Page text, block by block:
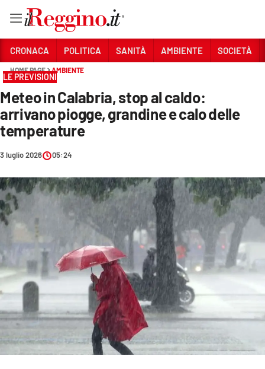
Sezioni
CRONACA
SANITÀ
AMBIENTE
SOCIETÀ
CULTURA
ECONOMIA E LAVORO
EVENTI
Streaming
CRONACA POLITICA SANITÀ AMBIENTE SOCIETÀ
HOME PAGE AMBIENTE
LE PREVISIONI
Meteo in Calabria, stop al caldo:
arrivano piogge, grandine e calo delle
temperature
3 luglio 2026 05:24